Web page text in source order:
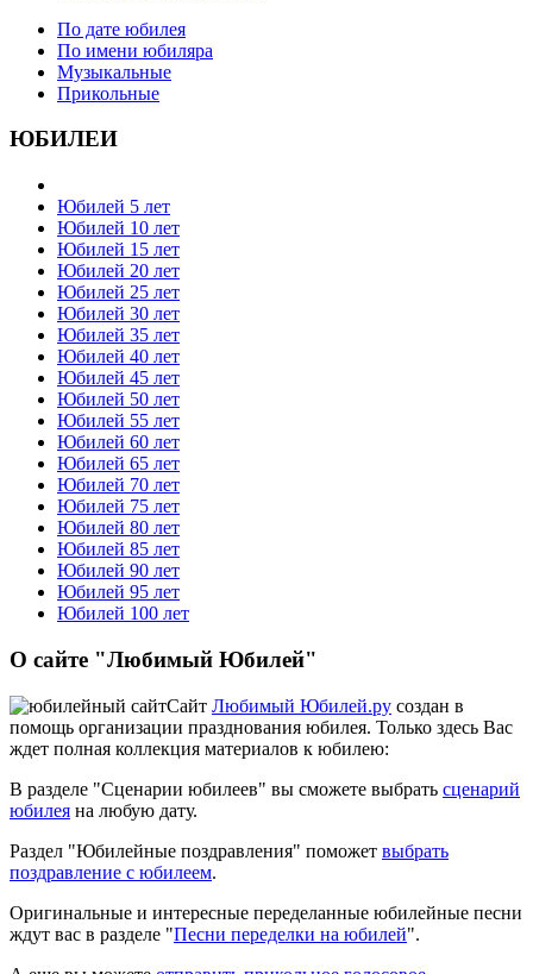
По дате юбилея
По имени юбиляра
Музыкальные
Прикольные
ЮБИЛЕИ
Юбилей 5 лет
Юбилей 10 лет
Юбилей 15 лет
Юбилей 20 лет
Юбилей 25 лет
Юбилей 30 лет
Юбилей 35 лет
Юбилей 40 лет
Юбилей 45 лет
Юбилей 50 лет
Юбилей 55 лет
Юбилей 60 лет
Юбилей 65 лет
Юбилей 70 лет
Юбилей 75 лет
Юбилей 80 лет
Юбилей 85 лет
Юбилей 90 лет
Юбилей 95 лет
Юбилей 100 лет
О сайте "Любимый Юбилей"
Сайт Любимый Юбилей.ру создан в
помощь организации празднования юбилея. Только здесь Вас
ждет полная коллекция материалов к юбилею:
В разделе "Сценарии юбилеев" вы сможете выбрать сценарий
юбилея на любую дату.
Раздел "Юбилейные поздравления" поможет выбрать
поздравление с юбилеем.
Оригинальные и интересные переделанные юбилейные песни
ждут вас в разделе "Песни переделки на юбилей".